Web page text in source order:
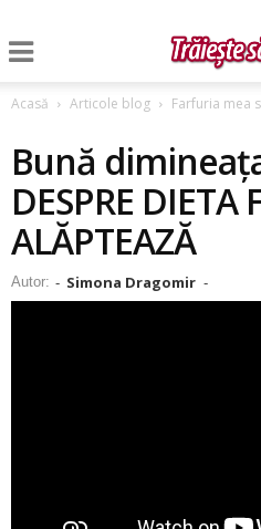
Acasă Articole blog Farfuria mea
Bună
DESPRE DIETA
ALĂPTEAZĂ
Autor: - Simona Dragomir -